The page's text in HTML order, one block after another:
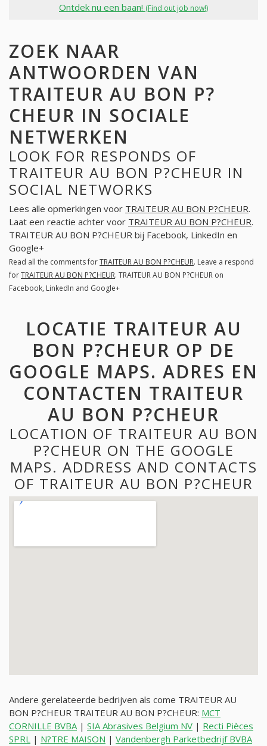
Ontdek nu een baan! (Find out job now!)
ZOEK NAAR
ANTWOORDEN VAN
TRAITEUR AU BON P?
CHEUR IN SOCIALE
NETWERKEN
LOOK FOR RESPONDS OF
TRAITEUR AU BON P?CHEUR IN
SOCIAL NETWORKS
Lees alle opmerkingen voor TRAITEUR AU BON P?CHEUR.
Laat een reactie achter voor TRAITEUR AU BON P?CHEUR.
TRAITEUR AU BON P?CHEUR bij Facebook, LinkedIn en
Google+
Read all the comments forTRAITEUR AU BON P?CHEUR. Leave a respond
forTRAITEUR AU BON P?CHEUR. TRAITEUR AU BON P?CHEUR on
Facebook, LinkedIn and Google+
LOCATIE TRAITEUR AU
BON P?CHEUR OP DE
GOOGLE MAPS. ADRES EN
CONTACTEN TRAITEUR
AU BON P?CHEUR
LOCATION OF TRAITEUR AU BON
P?CHEUR ON THE GOOGLE
MAPS. ADDRESS AND CONTACTS
OF TRAITEUR AU BON P?CHEUR
Andere gerelateerde bedrijven als come TRAITEUR AU
BON P?CHEUR TRAITEUR AU BON P?CHEUR: MCT
CORNILLE BVBA| SIA Abrasives Belgium NV | Recti Pièces
SPRL | N?TRE MAISON | Vandenbergh Parketbedrijf BVBA